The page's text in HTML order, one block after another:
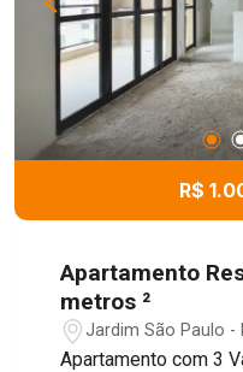
R$
Apartamento
metros ²
Jardim São Paulo -
Apartamento com 3